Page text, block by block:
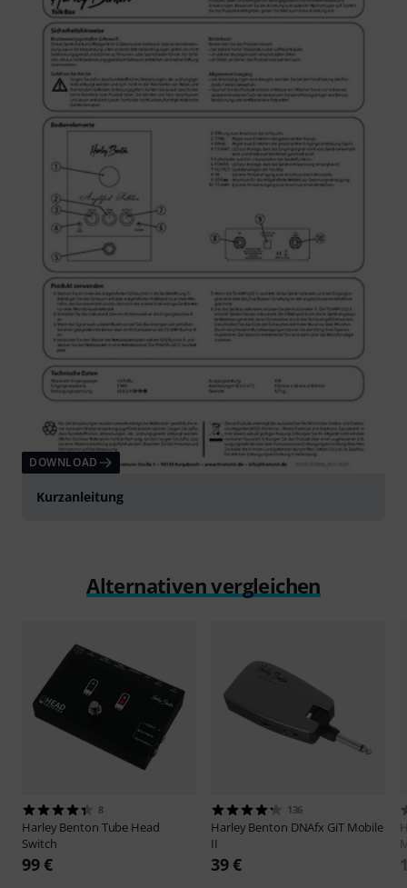
DOWNLOAD
Kurzanleitung
Alternativen vergleichen
8
Harley Benton Tube Head
Switch
99 €
136
Harley Benton DNAfx GiT Mobile
II
39 €